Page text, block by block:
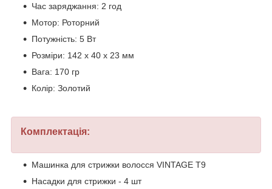
Час заряджання: 2 год
Мотор: Роторний
Потужність: 5 Вт
Розміри: 142 х 40 х 23 мм
Вага: 170 гр
Колір: Золотий
Комплектація:
Машинка для стрижки волосся VINTAGE T9
Насадки для стрижки - 4 шт